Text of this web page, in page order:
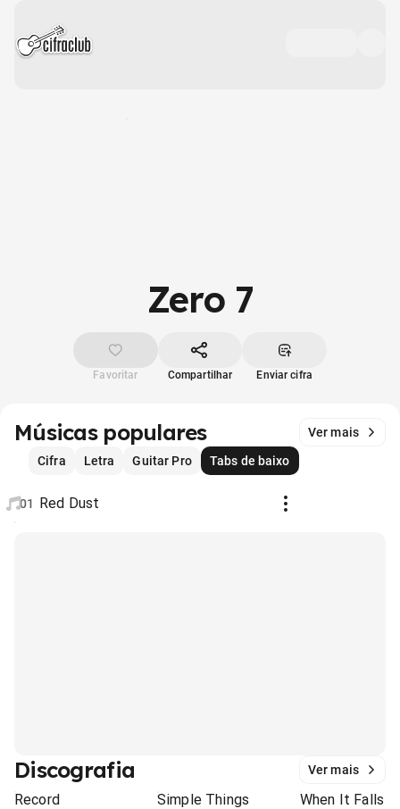
Zero 7
Favoritar Compartilhar Enviar cifra
Músicas populares
Ver mais
Cifra
Letra Guitar Pro Tabs de baixo
01 Red Dust
Discografia Ver mais
Record Simple Things When It Falls